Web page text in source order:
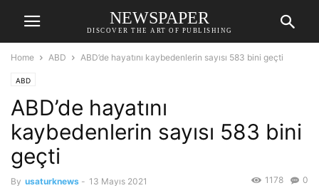
NEWSPAPER
DISCOVER THE ART OF PUBLISHING
Home ABD ABD’de hayatını kaybedenlerin sayısı 583 bini geçti
ABD
ABD’de hayatını
kaybedenlerin sayısı 583 bini
geçti
By usaturknews - 13 Mayıs 2021 0
1178